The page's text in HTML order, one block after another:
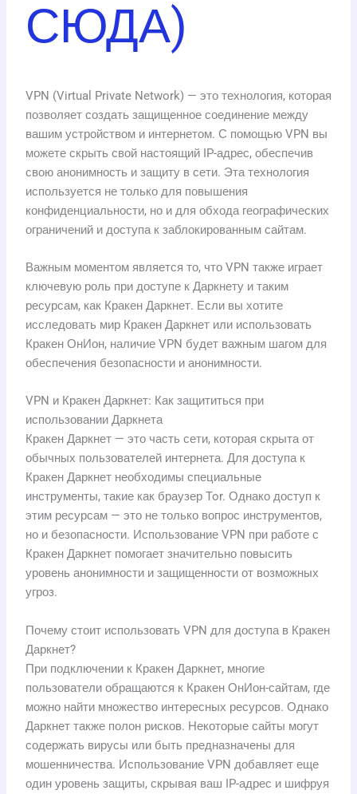
СЮДА)
VPN (Virtual Private Network) — это технология, которая
позволяет создать защищенное соединение между
вашим устройством и интернетом. С помощью VPN вы
можете скрыть свой настоящий IP-адрес, обеспечив
свою анонимность и защиту в сети. Эта технология
используется не только для повышения
конфиденциальности, но и для обхода географических
ограничений и доступа к заблокированным сайтам.
Важным моментом является то, что VPN также играет
ключевую роль при доступе к Даркнету и таким
ресурсам, как Кракен Даркнет. Если вы хотите
исследовать мир Кракен Даркнет или использовать
Кракен ОнИон, наличие VPN будет важным шагом для
обеспечения безопасности и анонимности.
VPN и Кракен Даркнет: Как защититься при
использовании Даркнета
Кракен Даркнет — это часть сети, которая скрыта от
обычных пользователей интернета. Для доступа к
Кракен Даркнет необходимы специальные
инструменты, такие как браузер Tor. Однако доступ к
этим ресурсам — это не только вопрос инструментов,
но и безопасности. Использование VPN при работе с
Кракен Даркнет помогает значительно повысить
уровень анонимности и защищенности от возможных
угроз.
Почему стоит использовать VPN для доступа в Кракен
Даркнет?
При подключении к Кракен Даркнет, многие
пользователи обращаются к Кракен ОнИон-сайтам, где
можно найти множество интересных ресурсов. Однако
Даркнет также полон рисков. Некоторые сайты могут
содержать вирусы или быть предназначены для
мошенничества. Использование VPN добавляет еще
один уровень защиты, скрывая ваш IP-адрес и шифруя